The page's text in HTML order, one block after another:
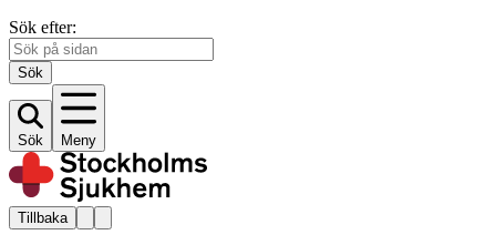
Sök efter:
Sök
Sök Meny
Tillbaka